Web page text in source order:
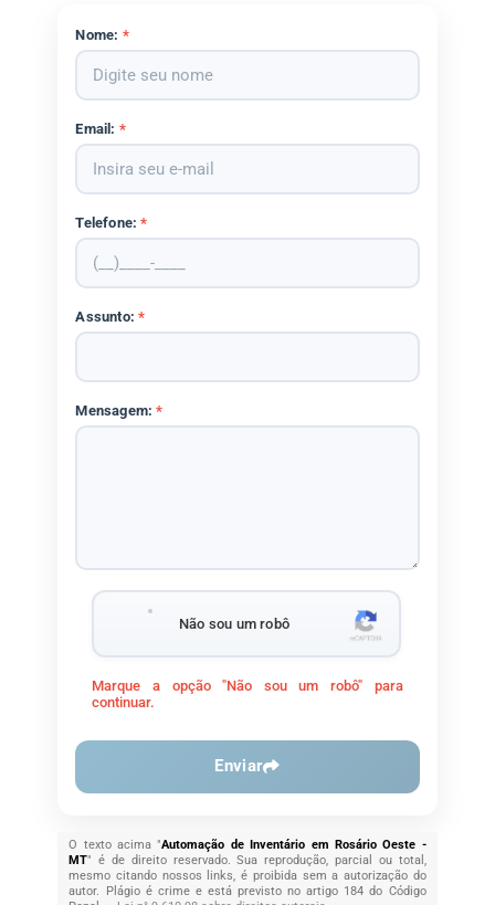
Nome: *
Email: *
Telefone:*
Assunto:*
Mensagem:*
Não sou um robô
Marque a opção "Não sou um robô" para
continuar.
Enviar
O texto acima "Automação de Inventário em Rosário Oeste -
MT" é de direito reservado. Sua reprodução, parcial ou total,
mesmo citando nossos links, é proibida sem a autorização do
autor. Plágio é crime e está previsto no artigo 184 do Código